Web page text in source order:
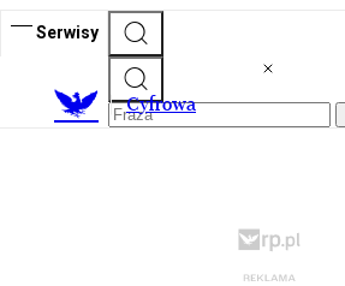
Serwisy
Cyfrowa